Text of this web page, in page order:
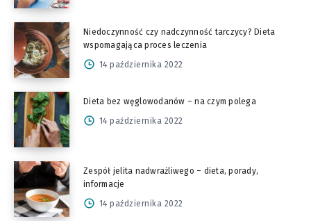
Niedoczynność czy nadczynność tarczycy? Dieta
wspomagająca proces leczenia
14 października 2022
Dieta bez węglowodanów – na czym polega
14 października 2022
Zespół jelita nadwrażliwego – dieta, porady,
informacje
14 października 2022